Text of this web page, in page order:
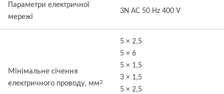
Параметри електричної
мережі
3N AC 50 Hz 400 V
Мінімальне січення
електричного проводу, мм2
5 × 2,5
5 × 6
5 × 1,5
3 × 1,5
5 × 2,5